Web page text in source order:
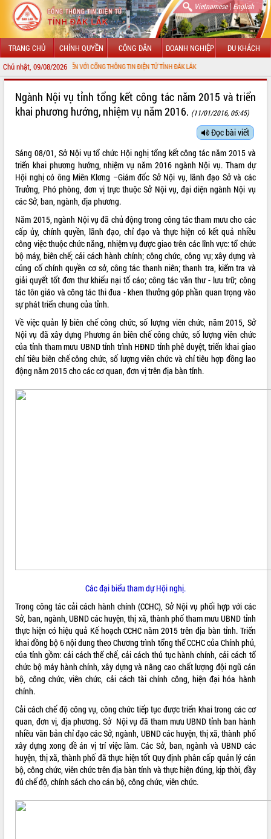
Vietnamese| English
TRANG CHỦ CHÍNH QUYỀN CÔNG DÂN DOANH NGHIỆP DU KHÁCH
Chủ nhật, 09/08/2026
MỪNG ĐẾN VỚI CỔNG THÔNG TIN ĐIỆN TỬ TỈNH ĐẮK LẮK
LÃNH ĐẠO UBND TỈNH
SỞ, BAN, NGÀNH
UBND CÁC XÃ, PHƯỜNG
HỆ THỐNG VĂN BẢN
VĂN BẢN HĐND TỈNH
ĐIỂM TIN VĂN BẢN
QUY HOẠCH - KẾ HOẠCH
ALBUM ẢNH
LIÊN KẾT WEB
THỐNG KÊ TRUY CẬP
Hôm nay:
Ngành Nội vụ tỉnh tổng kết công tác năm 2015 và triển
khai phương hướng, nhiệm vụ năm 2016. (11/01/2016, 05:45)
Đọc bài viết
Sáng 08/01, Sở Nội vụ tổ chức Hội nghị tổng kết công tác năm 2015 và
triển khai phương hướng, nhiệm vụ năm 2016 ngành Nội vụ. Tham dự
Hội nghị có ông Miên Klơng –Giám đốc Sở Nội vụ, lãnh đạo Sở và các
Trưởng, Phó phòng, đơn vị trực thuộc Sở Nội vụ, đại diện ngành Nội vụ
các Sở, ban, ngành, địa phương.
Năm 2015, ngành Nội vụ đã chủ động trong công tác tham mưu cho các
cấp ủy, chính quyền, lãnh đạo, chỉ đạo và thực hiện có kết quả nhiều
công việc thuộc chức năng, nhiệm vụ được giao trên các lĩnh vực: tổ chức
bộ máy, biên chế; cải cách hành chính; công chức, công vụ; xây dựng và
củng cố chính quyền cơ sở, công tác thanh niên; thanh tra, kiểm tra và
giải quyết tốt đơn thư khiếu nại tố cáo; công tác văn thư - lưu trữ; công
tác tôn giáo và công tác thi đua - khen thưởng góp phần quan trọng vào
sự phát triển chung của tỉnh.
Về việc quản lý biên chế công chức, số lượng viên chức, năm 2015, Sở
Nội vụ đã xây dựng Phương án biên chế công chức, số lượng viên chức
của tỉnh tham mưu UBND tỉnh trình HĐND tỉnh phê duyệt, triển khai giao
chỉ tiêu biên chế công chức, số lượng viên chức và chỉ tiêu hợp đồng lao
động năm 2015 cho các cơ quan, đơn vị trên địa bàn tỉnh.
Các đại biểu tham dự Hội nghị.
Trong công tác cải cách hành chính (CCHC), Sở Nội vụ phối hợp với các
Sở, ban, ngành, UBND các huyện, thị xã, thành phố tham mưu UBND tỉnh
thực hiện có hiệu quả Kế hoạch CCHC năm 2015 trên địa bàn tỉnh. Triển
khai đồng bộ 6 nội dung theo Chương trình tổng thể CCHC của Chính phủ,
của tỉnh gồm: cải cách thể chế, cải cách thủ tục hành chính, cải cách tổ
chức bộ máy hành chính, xây dựng và nâng cao chất lượng đội ngũ cán
bộ, công chức, viên chức, cải cách tài chính công, hiện đại hóa hành
chính.
Cải cách chế độ công vụ, công chức tiếp tục được triển khai trong các cơ
quan, đơn vị, địa phương. Sở Nội vụ đã tham mưu UBND tỉnh ban hành
nhiều văn bản chỉ đạo các Sở, ngành, UBND các huyện, thị xã, thành phố
xây dựng xong đề án vị trí việc làm. Các Sở, ban, ngành và UBND các
huyện, thị xã, thành phố đã thực hiện tốt Quy định phân cấp quản lý cán
bộ, công chức, viên chức trên địa bàn tỉnh và thực hiện đúng, kịp thời, đầy
đủ chế độ, chính sách cho cán bộ, công chức, viên chức.